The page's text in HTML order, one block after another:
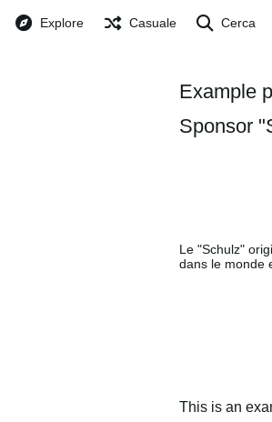
Explore Casuale Cerca
Example
Sponsor
Le "Schulz"
dans le monde
This is an